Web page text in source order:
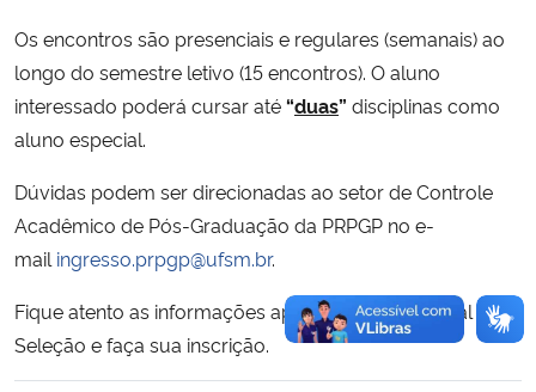
Os encontros são presenciais e regulares (semanais) ao
longo do semestre letivo (15 encontros). O aluno
interessado poderá cursar até “duas” disciplinas como
aluno especial.
Dúvidas podem ser direcionadas ao setor de Controle
Acadêmico de Pós-Graduação da PRPGP no e-
mail ingresso.prpgp@ufsm.br.
Fique atento as informações apresentadas no Edital de
Seleção e faça sua inscrição.